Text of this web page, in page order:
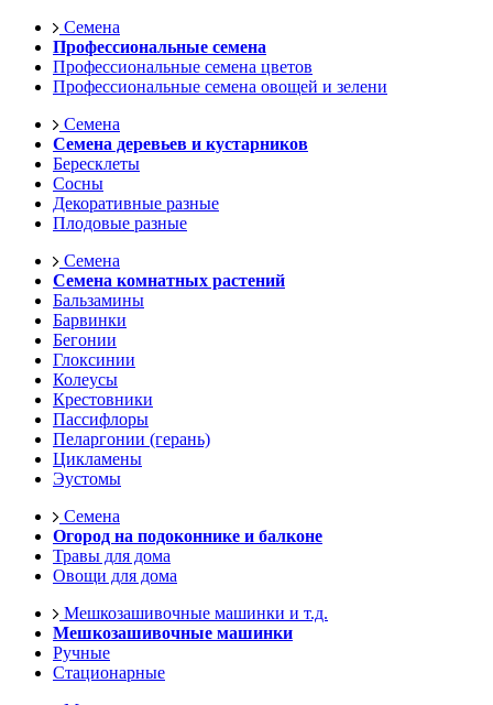
Семена
Профессиональные семена
Профессиональные семена цветов
Профессиональные семена овощей и зелени
Семена
Семена деревьев и кустарников
Бересклеты
Сосны
Декоративные разные
Плодовые разные
Семена
Семена комнатных растений
Бальзамины
Барвинки
Бегонии
Глоксинии
Колеусы
Крестовники
Пассифлоры
Пеларгонии (герань)
Цикламены
Эустомы
Семена
Огород на подоконнике и балконе
Травы для дома
Овощи для дома
Мешкозашивочные машинки и т.д.
Мешкозашивочные машинки
Ручные
Стационарные